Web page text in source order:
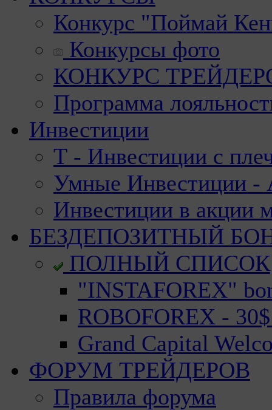
Конкурс "Поймай
Конкурсы фото
КОНКУРС
Программа
Инвестиции
Т - Инвестиции с
Умные Инвестиции -
Инвестиции в акции
БЕЗДЕПОЗИТНЫЙ
ПОЛНЫЙ СПИСОК
"INSTAFOREX"
ROBOFOREX -
Grand Capital
ФОРУМ ТРЕЙДЕРОВ
Правила форума